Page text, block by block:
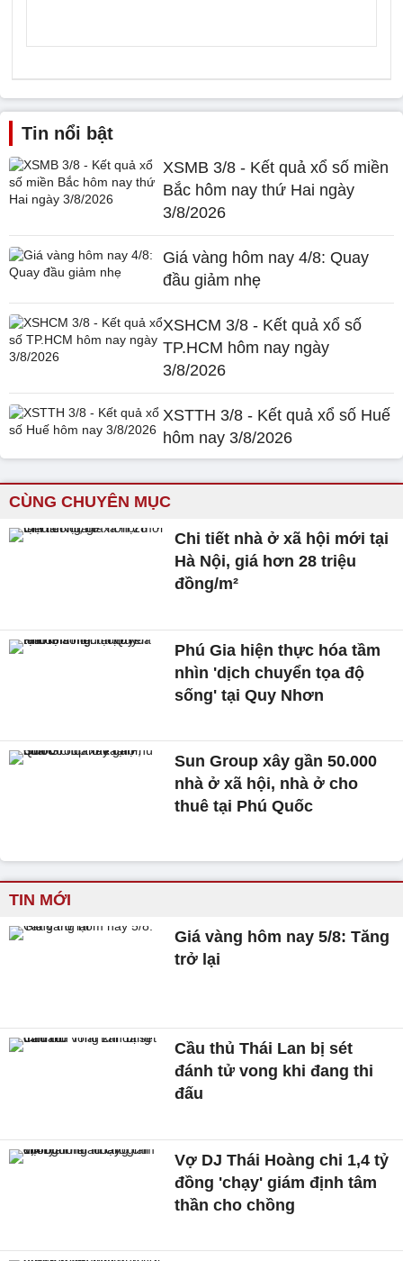
Tin nổi bật
XSMB 3/8 - Kết quả xổ số miền
Bắc hôm nay thứ Hai ngày
3/8/2026
Giá vàng hôm nay 4/8: Quay
đầu giảm nhẹ
XSHCM 3/8 - Kết quả xổ số
TP.HCM hôm nay ngày
3/8/2026
XSTTH 3/8 - Kết quả xổ số Huế
hôm nay 3/8/2026
CÙNG CHUYÊN MỤC
Chi tiết nhà ở xã hội mới tại
Hà Nội, giá hơn 28 triệu
đồng/m²
Phú Gia hiện thực hóa tầm
nhìn 'dịch chuyển tọa độ
sống' tại Quy Nhơn
Sun Group xây gần 50.000
nhà ở xã hội, nhà ở cho
thuê tại Phú Quốc
TIN MỚI
Giá vàng hôm nay 5/8: Tăng
trở lại
Cầu thủ Thái Lan bị sét
đánh tử vong khi đang thi
đấu
Vợ DJ Thái Hoàng chi 1,4 tỷ
đồng 'chạy' giám định tâm
thần cho chồng